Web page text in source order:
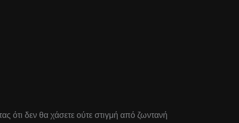
ότι δεν θα χάσετε ούτε στιγμή από ζωντανή